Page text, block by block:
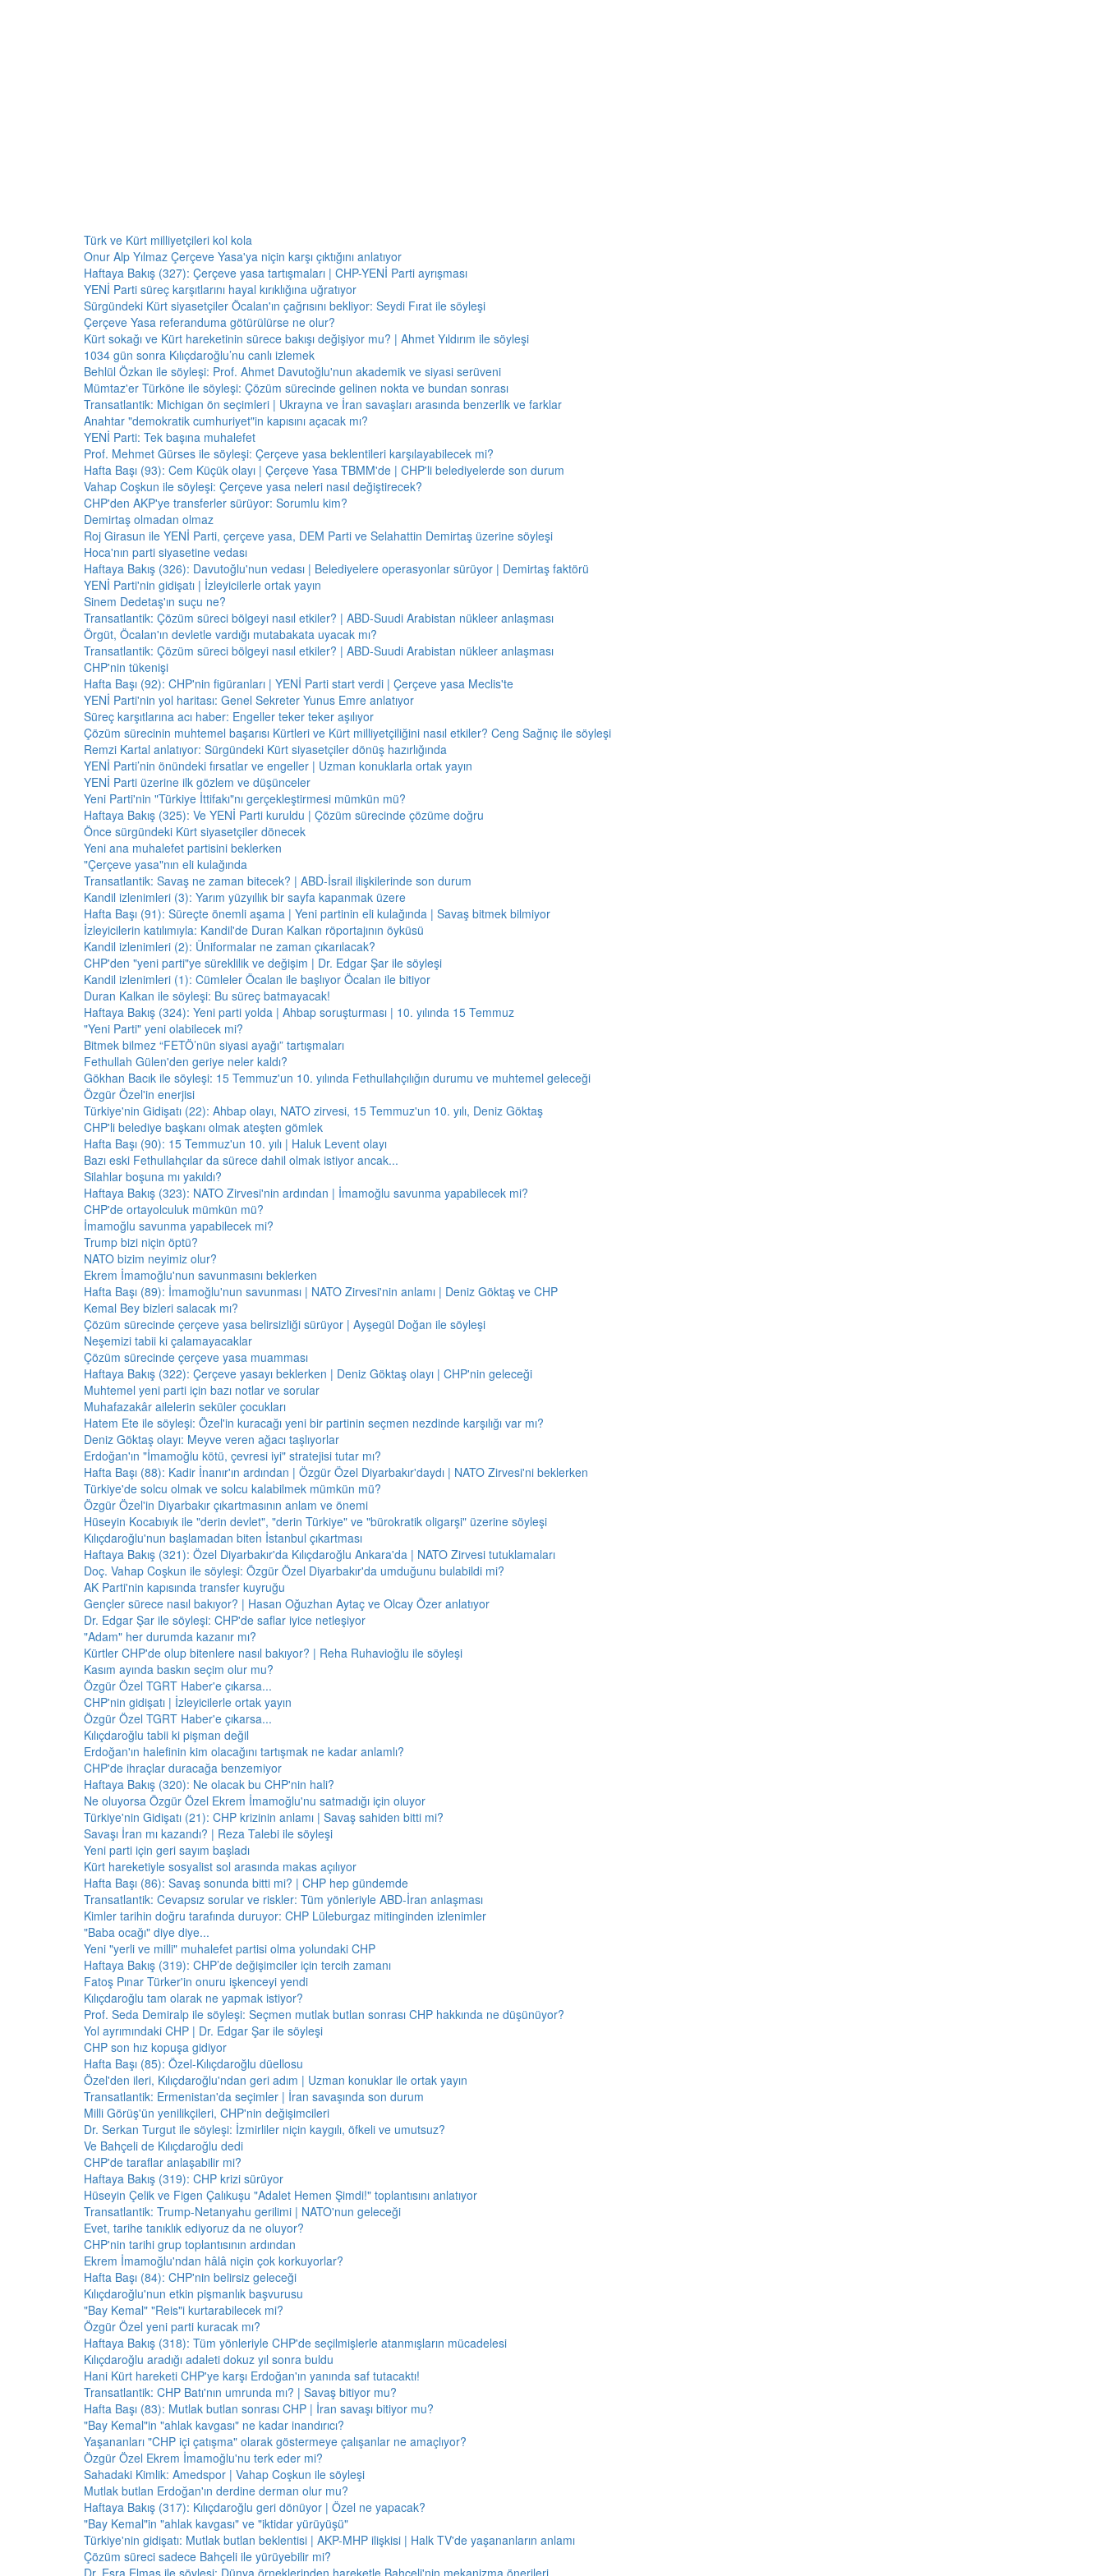
Türk ve Kürt milliyetçileri kol kola
Onur Alp Yılmaz Çerçeve Yasa'ya niçin karşı çıktığını anlatıyor
Haftaya Bakış (327): Çerçeve yasa tartışmaları | CHP-YENİ Parti ayrışması
YENİ Parti süreç karşıtlarını hayal kırıklığına uğratıyor
Sürgündeki Kürt siyasetçiler Öcalan'ın çağrısını bekliyor: Seydi Fırat ile söyleşi
Çerçeve Yasa referanduma götürülürse ne olur?
Kürt sokağı ve Kürt hareketinin sürece bakışı değişiyor mu? | Ahmet Yıldırım ile söyleşi
1034 gün sonra Kılıçdaroğlu’nu canlı izlemek
Behlül Özkan ile söyleşi: Prof. Ahmet Davutoğlu'nun akademik ve siyasi serüveni
Mümtaz'er Türköne ile söyleşi: Çözüm sürecinde gelinen nokta ve bundan sonrası
Transatlantik: Michigan ön seçimleri | Ukrayna ve İran savaşları arasında benzerlik ve farklar
Anahtar "demokratik cumhuriyet"in kapısını açacak mı?
YENİ Parti: Tek başına muhalefet
Prof. Mehmet Gürses ile söyleşi: Çerçeve yasa beklentileri karşılayabilecek mi?
Hafta Başı (93): Cem Küçük olayı | Çerçeve Yasa TBMM'de | CHP'li belediyelerde son durum
Vahap Coşkun ile söyleşi: Çerçeve yasa neleri nasıl değiştirecek?
CHP'den AKP'ye transferler sürüyor: Sorumlu kim?
Demirtaş olmadan olmaz
Roj Girasun ile YENİ Parti, çerçeve yasa, DEM Parti ve Selahattin Demirtaş üzerine söyleşi
Hoca'nın parti siyasetine vedası
Haftaya Bakış (326): Davutoğlu'nun vedası | Belediyelere operasyonlar sürüyor | Demirtaş faktörü
YENİ Parti'nin gidişatı | İzleyicilerle ortak yayın
Sinem Dedetaş'ın suçu ne?
Transatlantik: Çözüm süreci bölgeyi nasıl etkiler? | ABD-Suudi Arabistan nükleer anlaşması
Örgüt, Öcalan'ın devletle vardığı mutabakata uyacak mı?
Transatlantik: Çözüm süreci bölgeyi nasıl etkiler? | ABD-Suudi Arabistan nükleer anlaşması
CHP'nin tükenişi
Hafta Başı (92): CHP'nin figüranları | YENİ Parti start verdi | Çerçeve yasa Meclis'te
YENİ Parti'nin yol haritası: Genel Sekreter Yunus Emre anlatıyor
Süreç karşıtlarına acı haber: Engeller teker teker aşılıyor
Çözüm sürecinin muhtemel başarısı Kürtleri ve Kürt milliyetçiliğini nasıl etkiler? Ceng Sağnıç ile söyleşi
Remzi Kartal anlatıyor: Sürgündeki Kürt siyasetçiler dönüş hazırlığında
YENİ Parti’nin önündeki fırsatlar ve engeller | Uzman konuklarla ortak yayın
YENİ Parti üzerine ilk gözlem ve düşünceler
Yeni Parti'nin "Türkiye İttifakı"nı gerçekleştirmesi mümkün mü?
Haftaya Bakış (325): Ve YENİ Parti kuruldu | Çözüm sürecinde çözüme doğru
Önce sürgündeki Kürt siyasetçiler dönecek
Yeni ana muhalefet partisini beklerken
"Çerçeve yasa"nın eli kulağında
Transatlantik: Savaş ne zaman bitecek? | ABD-İsrail ilişkilerinde son durum
Kandil izlenimleri (3): Yarım yüzyıllık bir sayfa kapanmak üzere
Hafta Başı (91): Süreçte önemli aşama | Yeni partinin eli kulağında | Savaş bitmek bilmiyor
İzleyicilerin katılımıyla: Kandil'de Duran Kalkan röportajının öyküsü
Kandil izlenimleri (2): Üniformalar ne zaman çıkarılacak?
CHP'den "yeni parti"ye süreklilik ve değişim | Dr. Edgar Şar ile söyleşi
Kandil izlenimleri (1): Cümleler Öcalan ile başlıyor Öcalan ile bitiyor
Duran Kalkan ile söyleşi: Bu süreç batmayacak!
Haftaya Bakış (324): Yeni parti yolda | Ahbap soruşturması | 10. yılında 15 Temmuz
"Yeni Parti" yeni olabilecek mi?
Bitmek bilmez “FETÖ’nün siyasi ayağı” tartışmaları
Fethullah Gülen'den geriye neler kaldı?
Gökhan Bacık ile söyleşi: 15 Temmuz'un 10. yılında Fethullahçılığın durumu ve muhtemel geleceği
Özgür Özel'in enerjisi
Türkiye'nin Gidişatı (22): Ahbap olayı, NATO zirvesi, 15 Temmuz'un 10. yılı, Deniz Göktaş
CHP'li belediye başkanı olmak ateşten gömlek
Hafta Başı (90): 15 Temmuz'un 10. yılı | Haluk Levent olayı
Bazı eski Fethullahçılar da sürece dahil olmak istiyor ancak...
Silahlar boşuna mı yakıldı?
Haftaya Bakış (323): NATO Zirvesi'nin ardından | İmamoğlu savunma yapabilecek mi?
CHP'de ortayolculuk mümkün mü?
İmamoğlu savunma yapabilecek mi?
Trump bizi niçin öptü?
NATO bizim neyimiz olur?
Ekrem İmamoğlu'nun savunmasını beklerken
Hafta Başı (89): İmamoğlu'nun savunması | NATO Zirvesi'nin anlamı | Deniz Göktaş ve CHP
Kemal Bey bizleri salacak mı?
Çözüm sürecinde çerçeve yasa belirsizliği sürüyor | Ayşegül Doğan ile söyleşi
Neşemizi tabii ki çalamayacaklar
Çözüm sürecinde çerçeve yasa muamması
Haftaya Bakış (322): Çerçeve yasayı beklerken | Deniz Göktaş olayı | CHP'nin geleceği
Muhtemel yeni parti için bazı notlar ve sorular
Muhafazakâr ailelerin seküler çocukları
Hatem Ete ile söyleşi: Özel'in kuracağı yeni bir partinin seçmen nezdinde karşılığı var mı?
Deniz Göktaş olayı: Meyve veren ağacı taşlıyorlar
Erdoğan'ın "İmamoğlu kötü, çevresi iyi" stratejisi tutar mı?
Hafta Başı (88): Kadir İnanır'ın ardından | Özgür Özel Diyarbakır'daydı | NATO Zirvesi'ni beklerken
Türkiye'de solcu olmak ve solcu kalabilmek mümkün mü?
Özgür Özel'in Diyarbakır çıkartmasının anlam ve önemi
Hüseyin Kocabıyık ile "derin devlet", "derin Türkiye" ve "bürokratik oligarşi" üzerine söyleşi
Kılıçdaroğlu'nun başlamadan biten İstanbul çıkartması
Haftaya Bakış (321): Özel Diyarbakır'da Kılıçdaroğlu Ankara'da | NATO Zirvesi tutuklamaları
Doç. Vahap Coşkun ile söyleşi: Özgür Özel Diyarbakır'da umduğunu bulabildi mi?
AK Parti'nin kapısında transfer kuyruğu
Gençler sürece nasıl bakıyor? | Hasan Oğuzhan Aytaç ve Olcay Özer anlatıyor
Dr. Edgar Şar ile söyleşi: CHP'de saflar iyice netleşiyor
"Adam" her durumda kazanır mı?
Kürtler CHP'de olup bitenlere nasıl bakıyor? | Reha Ruhavioğlu ile söyleşi
Kasım ayında baskın seçim olur mu?
Özgür Özel TGRT Haber'e çıkarsa...
CHP'nin gidişatı | İzleyicilerle ortak yayın
Özgür Özel TGRT Haber'e çıkarsa...
Kılıçdaroğlu tabii ki pişman değil
Erdoğan'ın halefinin kim olacağını tartışmak ne kadar anlamlı?
CHP'de ihraçlar duracağa benzemiyor
Haftaya Bakış (320): Ne olacak bu CHP'nin hali?
Ne oluyorsa Özgür Özel Ekrem İmamoğlu'nu satmadığı için oluyor
Türkiye'nin Gidişatı (21): CHP krizinin anlamı | Savaş sahiden bitti mi?
Savaşı İran mı kazandı? | Reza Talebi ile söyleşi
Yeni parti için geri sayım başladı
Kürt hareketiyle sosyalist sol arasında makas açılıyor
Hafta Başı (86): Savaş sonunda bitti mi? | CHP hep gündemde
Transatlantik: Cevapsız sorular ve riskler: Tüm yönleriyle ABD-İran anlaşması
Kimler tarihin doğru tarafında duruyor: CHP Lüleburgaz mitinginden izlenimler
"Baba ocağı" diye diye...
Yeni "yerli ve milli" muhalefet partisi olma yolundaki CHP
Haftaya Bakış (319): CHP’de değişimciler için tercih zamanı
Fatoş Pınar Türker'in onuru işkenceyi yendi
Kılıçdaroğlu tam olarak ne yapmak istiyor?
Prof. Seda Demiralp ile söyleşi: Seçmen mutlak butlan sonrası CHP hakkında ne düşünüyor?
Yol ayrımındaki CHP | Dr. Edgar Şar ile söyleşi
CHP son hız kopuşa gidiyor
Hafta Başı (85): Özel-Kılıçdaroğlu düellosu
Özel'den ileri, Kılıçdaroğlu'ndan geri adım | Uzman konuklar ile ortak yayın
Transatlantik: Ermenistan'da seçimler | İran savaşında son durum
Milli Görüş'ün yenilikçileri, CHP'nin değişimcileri
Dr. Serkan Turgut ile söyleşi: İzmirliler niçin kaygılı, öfkeli ve umutsuz?
Ve Bahçeli de Kılıçdaroğlu dedi
CHP'de taraflar anlaşabilir mi?
Haftaya Bakış (319): CHP krizi sürüyor
Hüseyin Çelik ve Figen Çalıkuşu "Adalet Hemen Şimdi!" toplantısını anlatıyor
Transatlantik: Trump-Netanyahu gerilimi | NATO'nun geleceği
Evet, tarihe tanıklık ediyoruz da ne oluyor?
CHP'nin tarihi grup toplantısının ardından
Ekrem İmamoğlu'ndan hâlâ niçin çok korkuyorlar?
Hafta Başı (84): CHP'nin belirsiz geleceği
Kılıçdaroğlu'nun etkin pişmanlık başvurusu
"Bay Kemal" "Reis"i kurtarabilecek mi?
Özgür Özel yeni parti kuracak mı?
Haftaya Bakış (318): Tüm yönleriyle CHP'de seçilmişlerle atanmışların mücadelesi
Kılıçdaroğlu aradığı adaleti dokuz yıl sonra buldu
Hani Kürt hareketi CHP'ye karşı Erdoğan'ın yanında saf tutacaktı!
Transatlantik: CHP Batı'nın umrunda mı? | Savaş bitiyor mu?
Hafta Başı (83): Mutlak butlan sonrası CHP | İran savaşı bitiyor mu?
"Bay Kemal"in "ahlak kavgası" ne kadar inandırıcı?
Yaşananları "CHP içi çatışma" olarak göstermeye çalışanlar ne amaçlıyor?
Özgür Özel Ekrem İmamoğlu'nu terk eder mi?
Sahadaki Kimlik: Amedspor | Vahap Coşkun ile söyleşi
Mutlak butlan Erdoğan'ın derdine derman olur mu?
Haftaya Bakış (317): Kılıçdaroğlu geri dönüyor | Özel ne yapacak?
"Bay Kemal"in "ahlak kavgası" ve "iktidar yürüyüşü"
Türkiye'nin gidişatı: Mutlak butlan beklentisi | AKP-MHP ilişkisi | Halk TV'de yaşananların anlamı
Çözüm süreci sadece Bahçeli ile yürüyebilir mi?
Dr. Esra Elmas ile söyleşi: Dünya örneklerinden hareketle Bahçeli'nin mekanizma önerileri